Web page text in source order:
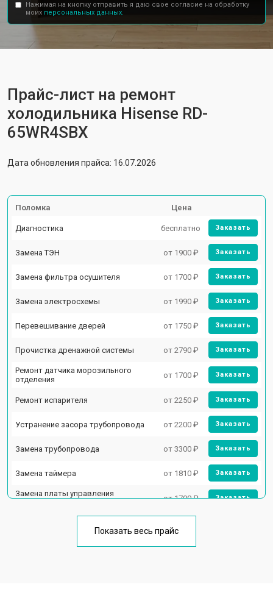
Нажимая на кнопку отправить я даю свое согласие на обработку
моих персональных данных.
Прайс-лист на ремонт
холодильника Hisense RD-
65WR4SBX
Дата обновления прайса: 16.07.2026
Поломка Цена
Диагностика бесплатно Заказать
Замена ТЭН от 1900 ₽ Заказать
Замена фильтра осушителя от 1700 ₽ Заказать
Замена электросхемы от 1990 ₽ Заказать
Перевешивание дверей от 1750 ₽ Заказать
Прочистка дренажной системы от 2790 ₽ Заказать
Ремонт датчика морозильного
отделения
от 1700 ₽ Заказать
Ремонт испарителя от 2250 ₽ Заказать
Устранение засора трубопровода от 2200 ₽ Заказать
Замена трубопровода от 3300 ₽ Заказать
Замена таймера от 1810 ₽ Заказать
Замена платы управления
от 1700 ₽ Заказать
Ремонт/замена датчика
Замена термостата от 1700 ₽
Показать весь прайс